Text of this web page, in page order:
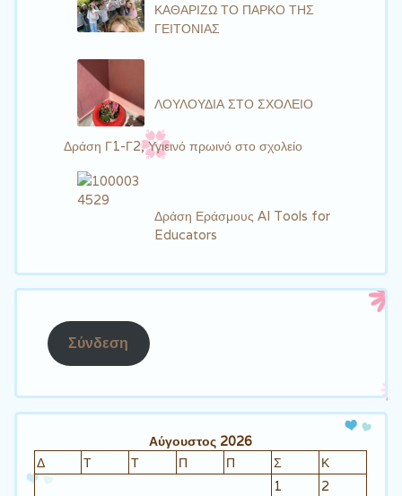
ΚΑΘΑΡΙΖΩ ΤΟ ΠΑΡΚΟ ΤΗΣ
ΓΕΙΤΟΝΙΑΣ
ΛΟΥΛΟΥΔΙΑ ΣΤΟ ΣΧΟΛΕΙΟ
Δράση Γ1-Γ2, Υγιεινό πρωινό στο σχολείο
Δράση Εράσμους AI Tools for
Educators
Σύνδεση
Αύγουστος 2026
Δ
Τ Τ Π Π Σ
Κ
1
2